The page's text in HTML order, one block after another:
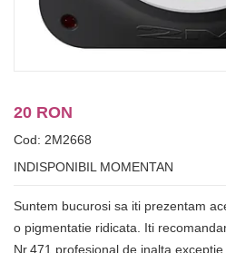
20 RON
Cod: 2M2668
INDISPONIBIL MOMENTAN
Suntem bucurosi sa iti prezentam
o pigmentatie ridicata. Iti
Nr.471 profesional de inalta excepție